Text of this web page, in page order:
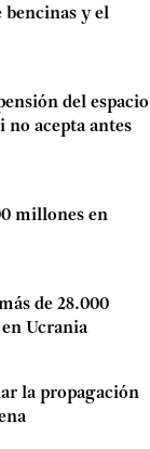
y el
del espacio
no acepta antes
millones en
de 28.000
Ucrania
la propagación